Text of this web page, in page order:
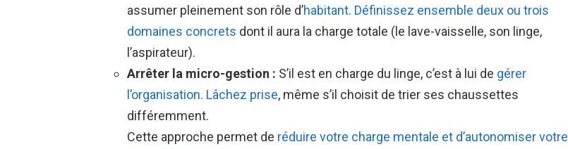
assumer pleinement son rôle d’habitant. Définissez ensemble deux ou trois
domaines concrets dont il aura la charge totale (le lave-vaisselle, son linge,
l’aspirateur).
Arrêter la micro-gestion : S’il est en charge du linge, c’est à lui de gérer
l’organisation. Lâchez prise, même s’il choisit de trier ses chaussettes
différemment.
Cette approche permet de réduire votre charge mentale et d’autonomiser votre